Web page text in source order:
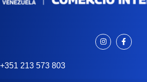
+351 213 573 803